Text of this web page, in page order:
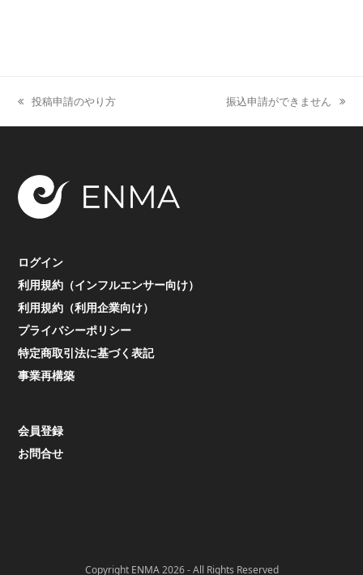
previous
post:
投稿申請のやり方
next
post:
振込申請ができません
ログイン
利用規約（インフルエンサー向け）
利用規約（利用企業向け）
プライバシーポリシー
特定商取引法に基づく表記
事業再構築
会員登録
お問合せ
Copyright ENMA2026 - All Rights Reserved